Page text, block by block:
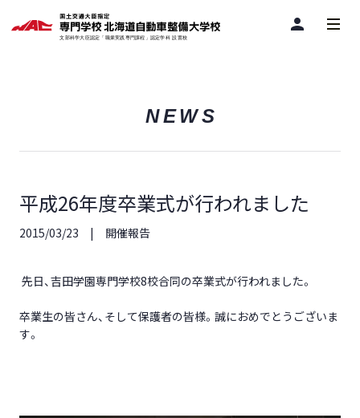
person
NEWS
平成26年度卒業式が行われました
2015/03/23 開催報告
先日、吉田学園専門学校8校合同の卒業式が行われました。
卒業生の皆さん、そして保護者の皆様。誠におめでとうございま
す。